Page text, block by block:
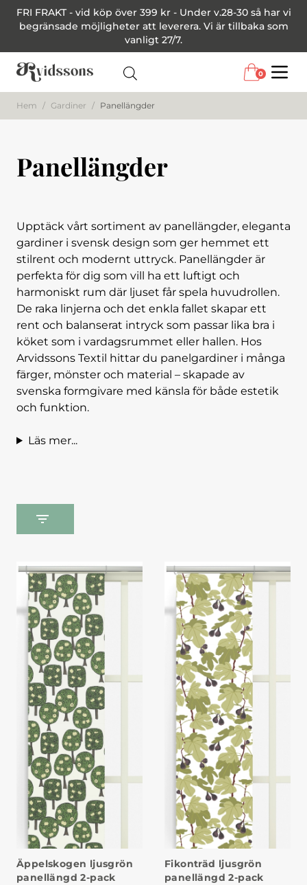
FRI FRAKT - vid köp över 399 kr - Under v.28-30 så har vi
begränsade möjligheter att leverera. Vi är tillbaka som
vanligt 27/7.
0
Hem / Gardiner / Panellängder
Panellängder
Upptäck vårt sortiment av panellängder, eleganta
gardiner i svensk design som ger hemmet ett
stilrent och modernt uttryck. Panellängder är
perfekta för dig som vill ha ett luftigt och
harmoniskt rum där ljuset får spela huvudrollen.
De raka linjerna och det enkla fallet skapar ett
rent och balanserat intryck som passar lika bra i
köket som i vardagsrummet eller hallen. Hos
Arvidssons Textil hittar du panelgardiner i många
färger, mönster och material – skapade av
svenska formgivare med känsla för både estetik
och funktion.
Läs mer...
Äppelskogen ljusgrön
panellängd 2-pack
Fikonträd ljusgrön
panellängd 2-pack